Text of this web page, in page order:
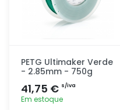
PETG Ultimaker Verde
- 2.85mm - 750g
41,75 € s/iva
Em estoque